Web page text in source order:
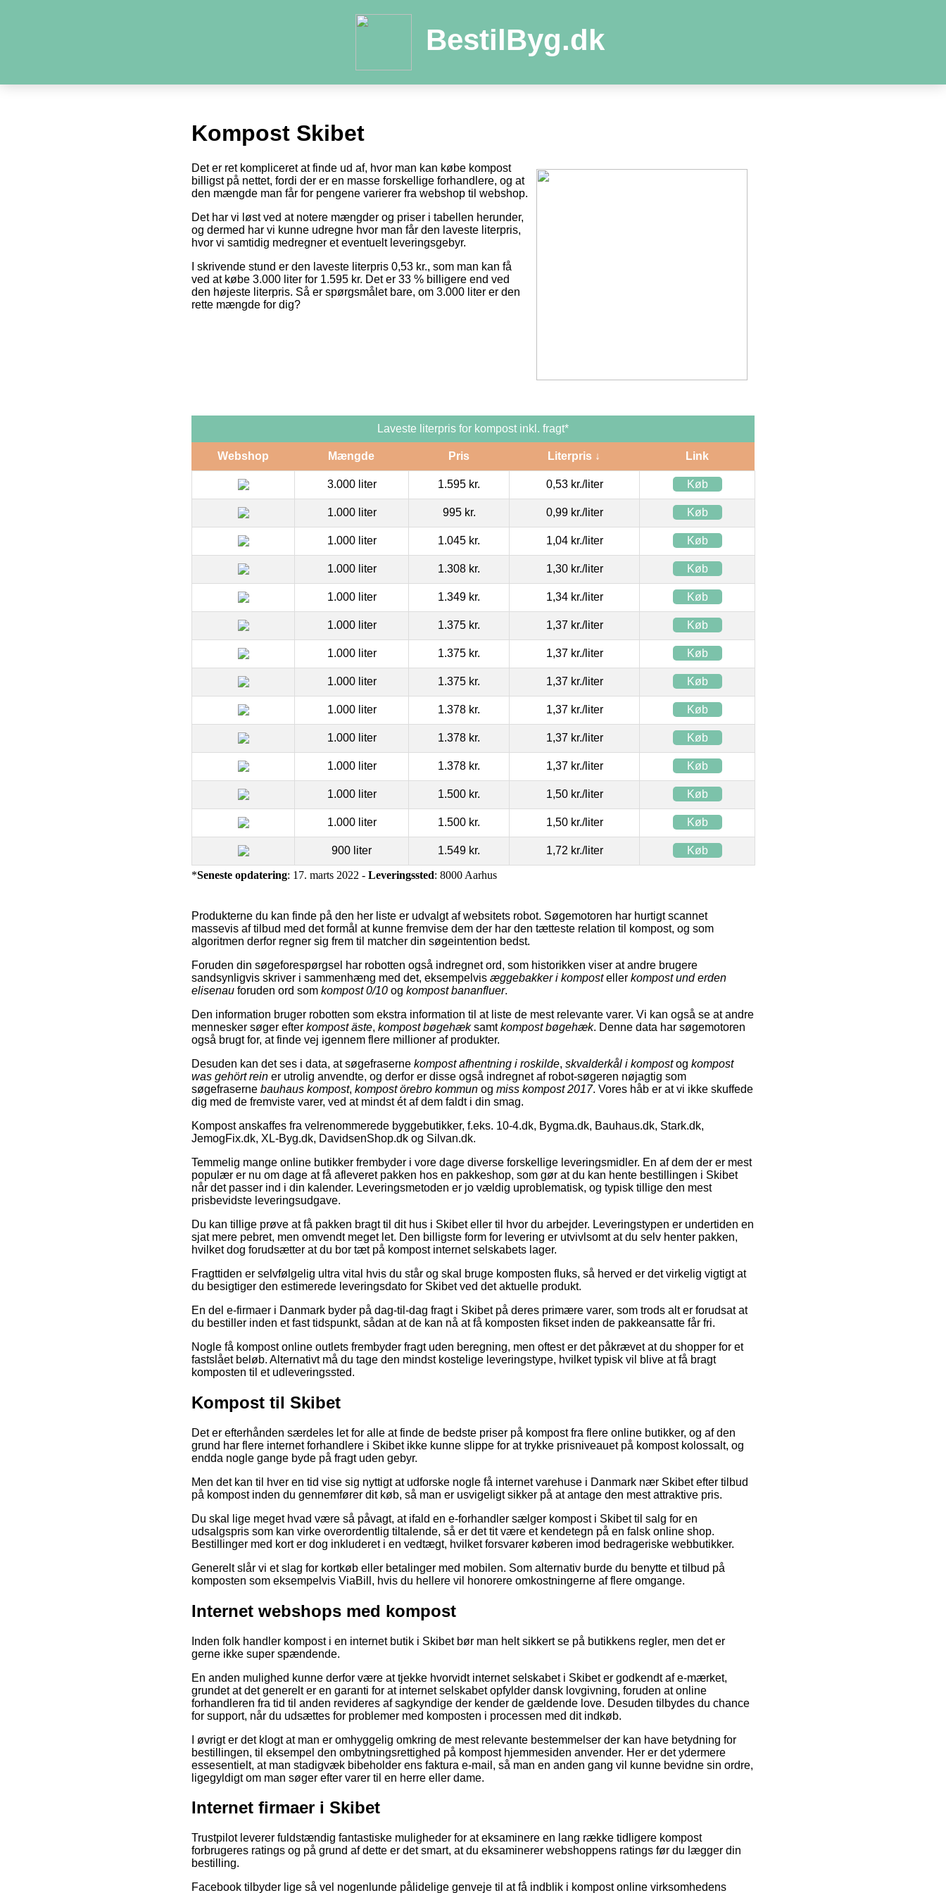
BestilByg.dk
Kompost Skibet
Det er ret kompliceret at finde ud af, hvor man kan købe kompost
billigst på nettet, fordi der er en masse forskellige forhandlere, og at
den mængde man får for pengene varierer fra webshop til webshop.
Det har vi løst ved at notere mængder og priser i tabellen herunder,
og dermed har vi kunne udregne hvor man får den laveste literpris,
hvor vi samtidig medregner et eventuelt leveringsgebyr.
I skrivende stund er den laveste literpris 0,53 kr., som man kan få
ved at købe 3.000 liter for 1.595 kr. Det er 33 % billigere end ved
den højeste literpris. Så er spørgsmålet bare, om 3.000 liter er den
rette mængde for dig?
Laveste literpris for kompost inkl. fragt*
Webshop Mængde Pris Literpris ↓ Link
3.000 liter 1.595 kr. 0,53 kr./liter Køb
1.000 liter 995 kr. 0,99 kr./liter Køb
1.000 liter 1.045 kr. 1,04 kr./liter Køb
1.000 liter 1.308 kr. 1,30 kr./liter Køb
1.000 liter 1.349 kr. 1,34 kr./liter Køb
1.000 liter 1.375 kr. 1,37 kr./liter Køb
1.000 liter 1.375 kr. 1,37 kr./liter Køb
1.000 liter 1.375 kr. 1,37 kr./liter Køb
1.000 liter 1.378 kr. 1,37 kr./liter Køb
1.000 liter 1.378 kr. 1,37 kr./liter Køb
1.000 liter 1.378 kr. 1,37 kr./liter Køb
1.000 liter 1.500 kr. 1,50 kr./liter Køb
1.000 liter 1.500 kr. 1,50 kr./liter Køb
900 liter 1.549 kr. 1,72 kr./liter Køb
*Seneste opdatering: 17. marts 2022 - Leveringssted: 8000 Aarhus
Produkterne du kan finde på den her liste er udvalgt af websitets robot. Søgemotoren har hurtigt scannet
massevis af tilbud med det formål at kunne fremvise dem der har den tætteste relation til kompost, og som
algoritmen derfor regner sig frem til matcher din søgeintention bedst.
Foruden din søgeforespørgsel har robotten også indregnet ord, som historikken viser at andre brugere
sandsynligvis skriver i sammenhæng med det, eksempelvis æggebakker i komposteller kompost und erden
elisenau foruden ord som kompost 0/10 og kompost bananfluer.
Den information bruger robotten som ekstra information til at liste de mest relevante varer. Vi kan også se at andre
mennesker søger efter kompost äste, kompost bøgehæksamtkompost bøgehæk. Denne data har søgemotoren
også brugt for, at finde vej igennem flere millioner af produkter.
Desuden kan det ses i data, at søgefraserne kompost afhentning i roskilde, skvalderkål i kompostog kompost
was gehört rein er utrolig anvendte, og derfor er disse også indregnet af robot-søgeren nøjagtig som
søgefraserne bauhaus kompost, kompost örebro kommun og miss kompost 2017. Vores håb er at vi ikke skuffede
dig med de fremviste varer, ved at mindst ét af dem faldt i din smag.
Kompost anskaffes fra velrenommerede byggebutikker, f.eks. 10-4.dk, Bygma.dk, Bauhaus.dk, Stark.dk,
JemogFix.dk, XL-Byg.dk, DavidsenShop.dk og Silvan.dk.
Temmelig mange online butikker frembyder i vore dage diverse forskellige leveringsmidler. En af dem der er mest
populær er nu om dage at få afleveret pakken hos en pakkeshop, som gør at du kan hente bestillingen i Skibet
når det passer ind i din kalender. Leveringsmetoden er jo vældig uproblematisk, og typisk tillige den mest
prisbevidste leveringsudgave.
Du kan tillige prøve at få pakken bragt til dit hus i Skibet eller til hvor du arbejder. Leveringstypen er undertiden en
sjat mere pebret, men omvendt meget let. Den billigste form for levering er utvivlsomt at du selv henter pakken,
hvilket dog forudsætter at du bor tæt på kompost internet selskabets lager.
Fragttiden er selvfølgelig ultra vital hvis du står og skal bruge komposten fluks, så herved er det virkelig vigtigt at
du besigtiger den estimerede leveringsdato for Skibet ved det aktuelle produkt.
En del e-firmaer i Danmark byder på dag-til-dag fragt i Skibet på deres primære varer, som trods alt er forudsat at
du bestiller inden et fast tidspunkt, sådan at de kan nå at få komposten fikset inden de pakkeansatte får fri.
Nogle få kompost online outlets frembyder fragt uden beregning, men oftest er det påkrævet at du shopper for et
fastslået beløb. Alternativt må du tage den mindst kostelige leveringstype, hvilket typisk vil blive at få bragt
komposten til et udleveringssted.
Kompost til Skibet
Det er efterhånden særdeles let for alle at finde de bedste priser på kompost fra flere online butikker, og af den
grund har flere internet forhandlere i Skibet ikke kunne slippe for at trykke prisniveauet på kompost kolossalt, og
endda nogle gange byde på fragt uden gebyr.
Men det kan til hver en tid vise sig nyttigt at udforske nogle få internet varehuse i Danmark nær Skibet efter tilbud
på kompost inden du gennemfører dit køb, så man er usvigeligt sikker på at antage den mest attraktive pris.
Du skal lige meget hvad være så påvagt, at ifald en e-forhandler sælger kompost i Skibet til salg for en
udsalgspris som kan virke overordentlig tiltalende, så er det tit være et kendetegn på en falsk online shop.
Bestillinger med kort er dog inkluderet i en vedtægt, hvilket forsvarer køberen imod bedrageriske webbutikker.
Generelt slår vi et slag for kortkøb eller betalinger med mobilen. Som alternativ burde du benytte et tilbud på
komposten som eksempelvis ViaBill, hvis du hellere vil honorere omkostningerne af flere omgange.
Internet webshops med kompost
Inden folk handler kompost i en internet butik i Skibet bør man helt sikkert se på butikkens regler, men det er
gerne ikke super spændende.
En anden mulighed kunne derfor være at tjekke hvorvidt internet selskabet i Skibet er godkendt af e-mærket,
grundet at det generelt er en garanti for at internet selskabet opfylder dansk lovgivning, foruden at online
forhandleren fra tid til anden revideres af sagkyndige der kender de gældende love. Desuden tilbydes du chance
for support, når du udsættes for problemer med komposten i processen med dit indkøb.
I øvrigt er det klogt at man er omhyggelig omkring de mest relevante bestemmelser der kan have betydning for
bestillingen, til eksempel den ombytningsrettighed på kompost hjemmesiden anvender. Her er det ydermere
essesentielt, at man stadigvæk bibeholder ens faktura e-mail, så man en anden gang vil kunne bevidne sin ordre,
ligegyldigt om man søger efter varer til en herre eller dame.
Internet firmaer i Skibet
Trustpilot leverer fuldstændig fantastiske muligheder for at eksaminere en lang række tidligere kompost
forbrugeres ratings og på grund af dette er det smart, at du eksaminerer webshoppens ratings før du lægger din
bestilling.
Facebook tilbyder lige så vel nogenlunde pålidelige genveje til at få indblik i kompost online virksomhedens